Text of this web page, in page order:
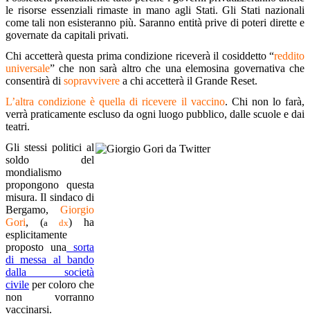
le risorse essenziali rimaste in mano agli Stati. Gli Stati nazionali
come tali non esisteranno più. Saranno entità prive di poteri dirette e
governate da capitali privati.
Chi accetterà questa prima condizione riceverà il cosiddetto “reddito
universale” che non sarà altro che una elemosina governativa che
consentirà di sopravvivere a chi accetterà il Grande Reset.
L’altra condizione è quella di ricevere il vaccino. Chi non lo farà,
verrà praticamente escluso da ogni luogo pubblico, dalle scuole e dai
teatri.
Gli stessi politici al
soldo del
mondialismo
propongono questa
misura. Il sindaco di
Bergamo, Giorgio
Gori, (a dx) ha
esplicitamente
proposto una sorta
di messa al bando
dalla società
civile per coloro che
non vorranno
vaccinarsi.